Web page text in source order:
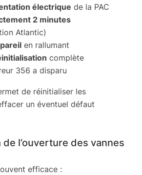
électrique de la PAC
2 minutes
Atlantic)
en rallumant
complète
356 a disparu
de réinitialiser les
un éventuel défaut
l’ouverture des vannes
efficace :